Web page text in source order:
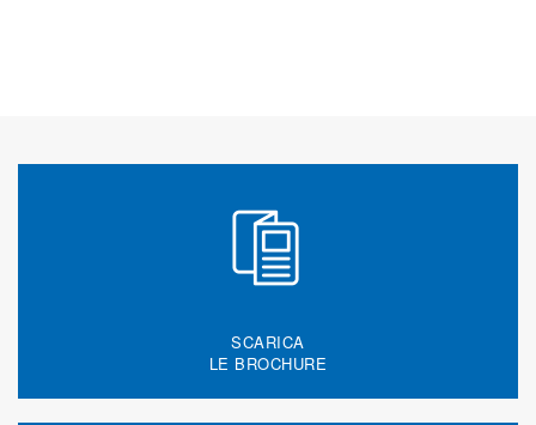
SCARICA
LE BROCHURE